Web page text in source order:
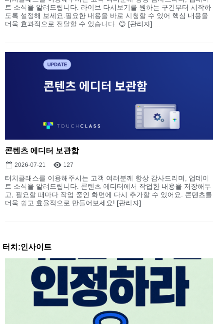
트 소식을 알려드립니다. 라이브 다시보기를 원하는 구간부터 시작하
도록 설정해 보세요.필요한 내용을 바로 시청할 수 있어 핵심 내용을
더욱 효과적으로 전달할 수 있습니다. 😊 [관리자] ...
콘텐츠 에디터 보관함
2026-07-21 127
터치클래스를 이용해주시는 고객 여러분께 항상 감사드리며, 업데이
트 소식을 알려드립니다. 콘텐츠 에디터에서 작업한 내용을 저장해두
고, 필요할 때마다 작업 중인 화면에 다시 추가할 수 있어요. 콘텐츠를
더욱 쉽고 효율적으로 만들어보세요! [관리자]
터치:인사이트